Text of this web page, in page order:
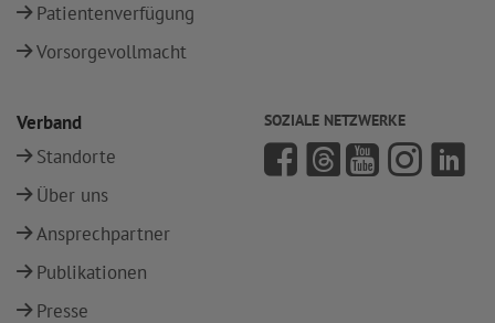
Patientenverfügung
Vorsorgevollmacht
Verband
Standorte
Über uns
Ansprechpartner
Publikationen
Presse
SOZIALE NETZWERKE